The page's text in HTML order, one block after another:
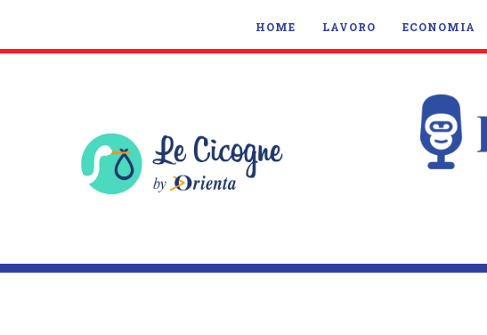
HOME LAVORO ECONOMIA